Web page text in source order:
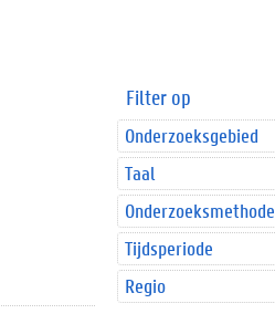
Filter op
Onderzoeksgebied
Taal
Onderzoeksmethode
Tijdsperiode
Regio